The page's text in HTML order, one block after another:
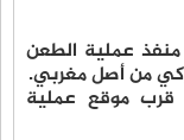
ان منفذ عملية الطعن
من أصل مغربي.
موقع عملية